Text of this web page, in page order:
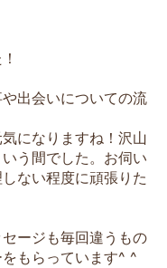
出会いについての流
になりますね！沢山
う間でした。お伺い
ない程度に頑張りた
ージも毎回違うもの
もらっています^ ^